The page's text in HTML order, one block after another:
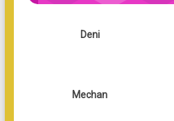
Deni
Mechan